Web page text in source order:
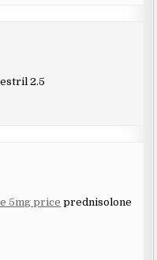
2.5
5mg price prednisolone